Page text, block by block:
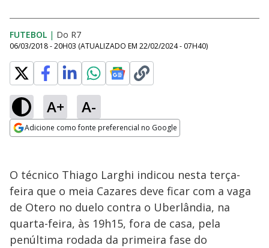
FUTEBOL | Do R7
06/03/2018 - 20H03 (ATUALIZADO EM 22/02/2024 - 07H40)
A+ A-
Adicione como fonte preferencial no Google
O técnico Thiago Larghi indicou nesta terça-
feira que o meia Cazares deve ficar com a vaga
de Otero no duelo contra o Uberlândia, na
quarta-feira, às 19h15, fora de casa, pela
penúltima rodada da primeira fase do